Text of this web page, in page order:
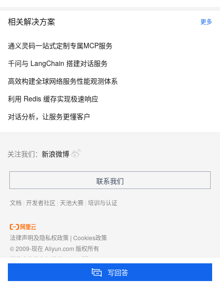
相关解决方案 更多
通义灵码一站式定制专属MCP服务
千问与 LangChain 搭建对话服务
高效构建全球网络服务性能观测体系
利用 Redis 缓存实现极速响应
对话分析，让服务更懂客户
写回答
关注我们： 新浪微博
联系我们
文档 | 开发者社区 | 天池大赛 | 培训与认证
法律声明及隐私权政策 | Cookies政策
© 2009-现在 Aliyun.com 版权所有
增值电信业务经营许可证： 浙B2-20080101
浙D3-20210002
浙公网安备 33010602009975号浙B2-20080101-4